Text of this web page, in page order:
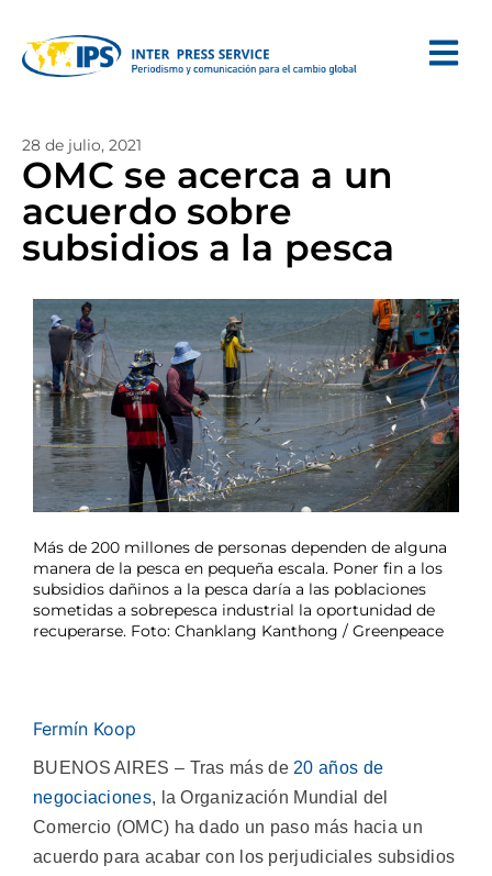
28 de julio, 2021
OMC se acerca a un
acuerdo sobre
subsidios a la pesca
Más de 200 millones de personas dependen de alguna
manera de la pesca en pequeña escala. Poner fin a los
subsidios dañinos a la pesca daría a las poblaciones
sometidas a sobrepesca industrial la oportunidad de
recuperarse. Foto: Chanklang Kanthong / Greenpeace
Fermín Koop
BUENOS AIRES – Tras más de 20 años de
negociaciones, la Organización Mundial del
Comercio (OMC) ha dado un paso más hacia un
acuerdo para acabar con los perjudiciales subsidios